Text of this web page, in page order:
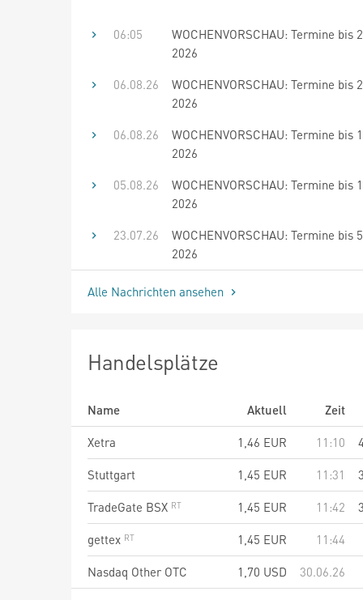
06:05
WOCHENVORSCHAU: Termine bis
2026
06.08.26
WOCHENVORSCHAU: Termine bis
2026
06.08.26
WOCHENVORSCHAU: Termine bis
2026
05.08.26
WOCHENVORSCHAU: Termine bis
2026
23.07.26
WOCHENVORSCHAU: Termine bis
2026
Alle Nachrichten ansehen
Handelsplätze
Name Aktuell
Zeit
Xetra
1,46 EUR 11:10
Stuttgart
1,45 EUR 11:31
TradeGate BSX
1,45 EUR 11:42
gettex
1,45 EUR
11:44
Nasdaq Other OTC
1,70 USD 30.06.26